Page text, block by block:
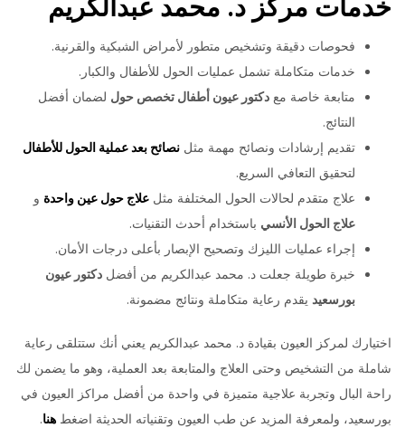
خدمات مركز د. محمد عبدالكريم
فحوصات دقيقة وتشخيص متطور لأمراض الشبكية والقرنية.
خدمات متكاملة تشمل عمليات الحول للأطفال والكبار.
متابعة خاصة مع دكتور عيون أطفال تخصص حوللضمان أفضل
النتائج.
تقديم إرشادات ونصائح مهمة مثل
نصائح بعد عملية الحول للأطفال
لتحقيق التعافي السريع.
علاج متقدم لحالات الحول المختلفة مثل
علاج حول عين واحدةو
علاج الحول الأنسي باستخدام أحدث التقنيات.
إجراء عمليات الليزك وتصحيح الإبصار بأعلى درجات الأمان.
خبرة طويلة جعلت د. محمد عبدالكريم من أفضل دكتور عيون
بورسعيديقدم رعاية متكاملة ونتائج مضمونة.
اختيارك لمركز العيون بقيادة د. محمد عبدالكريم يعني أنك ستتلقى رعاية
شاملة من التشخيص وحتى العلاج والمتابعة بعد العملية، وهو ما يضمن لك
راحة البال وتجربة علاجية متميزة في واحدة من أفضل مراكز العيون في
بورسعيد، ولمعرفة المزيد عن طب العيون وتقنياته الحديثة اضغط هنا.